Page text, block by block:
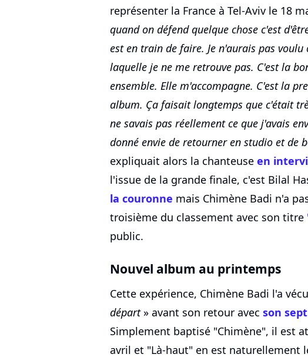
représenter la France à Tel-Aviv le 18
quand on défend quelque chose c'est
est en train de faire. Je n'aurais pas
laquelle je ne me retrouve pas. C'est la
ensemble. Elle m'accompagne. C'est la
album. Ça faisait longtemps que c'était
ne savais pas réellement ce que j'avais
donné envie de retourner en studio et de
expliquait alors la chanteuse en
l'issue de la grande finale, c'est Bilal
la couronne mais Chimène Badi n'a
troisième du classement avec son titre
public.
Nouvel album au printemps
Cette expérience, Chimène Badi l'a
départ» avant son retour avec son
Simplement baptisé "Chimène", il est
avril et "Là-haut" en est naturellement